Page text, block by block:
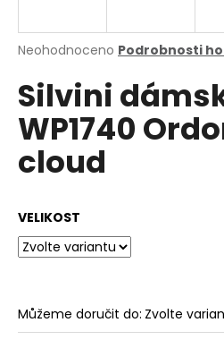
Průměrné
produktu
je
0,0
z
5
hvězdiček.
Neohodnoceno Podrobnosti
Silvini
WP1740
cloud
VELIKOST
Můžeme doručit do: Zvolte
j
t
?
o
p